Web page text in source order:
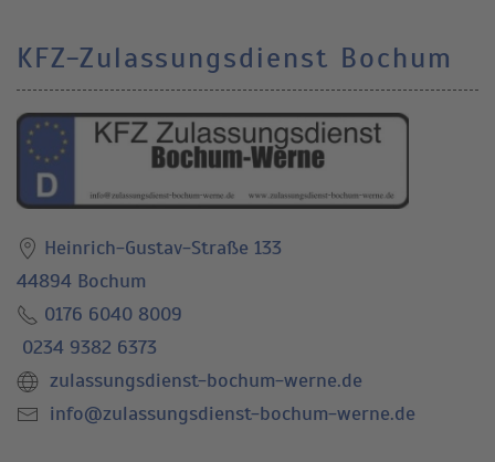
KFZ-Zulassungsdienst Bochum
Heinrich-Gustav-Straße 133
44894 Bochum
0176 6040 8009
0234 9382 6373
zulassungsdienst-bochum-werne.de
info@zulassungsdienst-bochum-werne.de